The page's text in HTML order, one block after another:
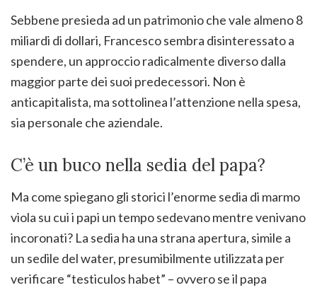
Sebbene presieda ad un patrimonio che vale almeno 8
miliardi di dollari, Francesco sembra disinteressato a
spendere, un approccio radicalmente diverso dalla
maggior parte dei suoi predecessori. Non è
anticapitalista, ma sottolinea l’attenzione nella spesa,
sia personale che aziendale.
C’è un buco nella sedia del papa?
Ma come spiegano gli storici l’enorme sedia di marmo
viola su cui i papi un tempo sedevano mentre venivano
incoronati? La sedia ha una strana apertura, simile a
un sedile del water, presumibilmente utilizzata per
verificare “testiculos habet” – ovvero se il papa